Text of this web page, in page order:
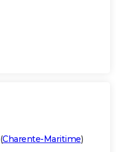
(Charente-Maritime)